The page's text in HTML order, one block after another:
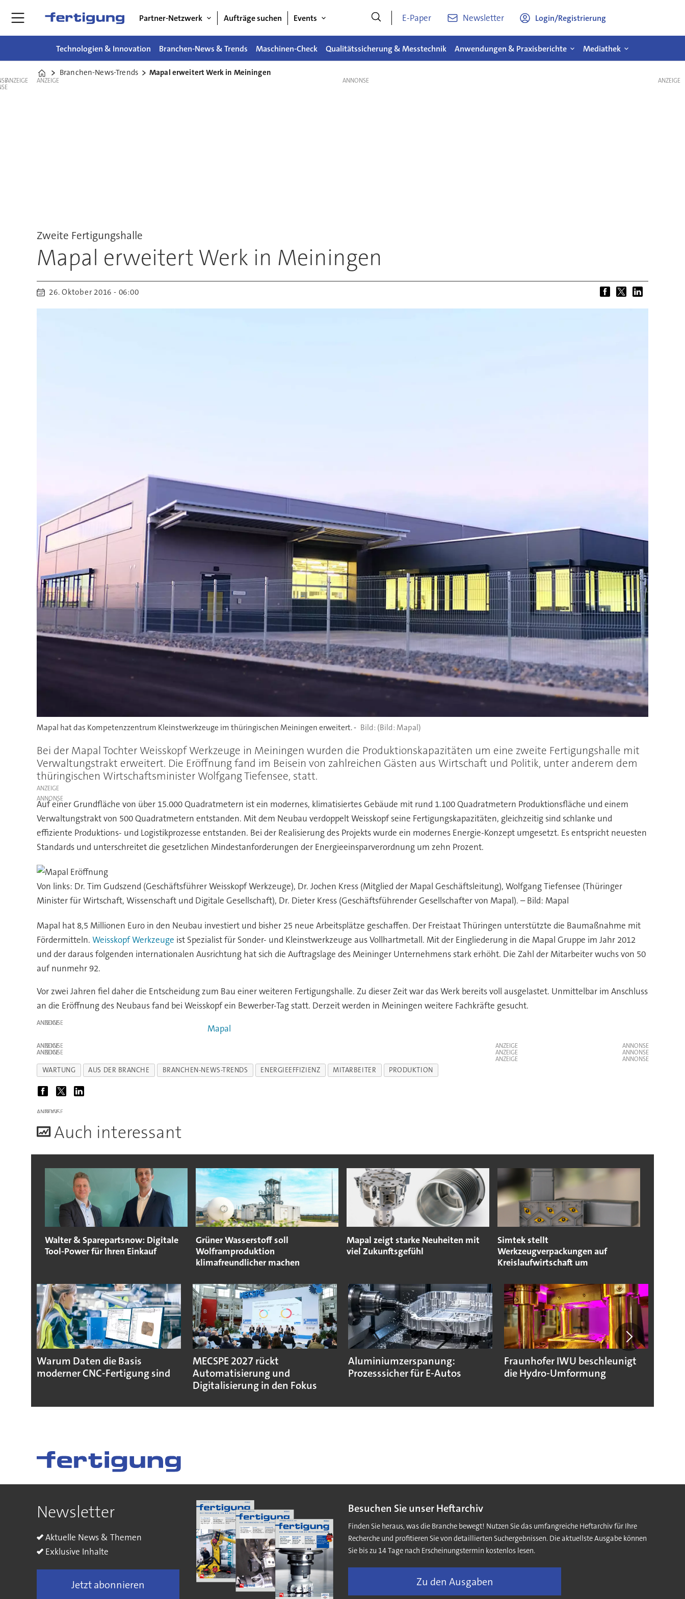
Partner-Netzwerk Aufträge suchen Events E-Paper Newsletter Login/Registrierung
Technologien & Innovation Branchen-News & Trends Maschinen-Check Qualitätssicherung & Messtechnik Anwendungen & Praxisberichte Mediathek
Home
Branchen-News-Trends Mapal erweitert Werk in Meiningen
ANZEIGE ANZEIGE
Zweite Fertigungshalle
Mapal erweitert Werk in Meiningen
26. Oktober 2016 - 06:00
Mapal hat das Kompetenzzentrum Kleinstwerkzeuge im thüringischen Meiningen erweitert. - (Bild: Mapal)
Bei der Mapal Tochter Weisskopf Werkzeuge in Meiningen wurden die Produktionskapazitäten um eine zweite Fertigungshalle mit
Verwaltungstrakt erweitert. Die Eröffnung fand im Beisein von zahlreichen Gästen aus Wirtschaft und Politik, unter anderem dem
thüringischen Wirtschaftsminister Wolfgang Tiefensee, statt.
ANZEIGE
Auf einer Grundfläche von über 15.000 Quadratmetern ist ein modernes, klimatisiertes Gebäude mit rund 1.100 Quadratmetern Produktionsfläche und einem
Verwaltungstrakt von 500 Quadratmetern entstanden. Mit dem Neubau verdoppelt Weisskopf seine Fertigungskapazitäten, gleichzeitig sind schlanke und
effiziente Produktions- und Logistikprozesse entstanden. Bei der Realisierung des Projekts wurde ein modernes Energie-Konzept umgesetzt. Es entspricht neuesten
Standards und unterschreitet die gesetzlichen Mindestanforderungen der Energieeinsparverordnung um zehn Prozent.
Von links: Dr. Tim Gudszend (Geschäftsführer Weisskopf Werkzeuge), Dr. Jochen Kress (Mitglied der Mapal Geschäftsleitung), Wolfgang Tiefensee (Thüringer
Minister für Wirtschaft, Wissenschaft und Digitale Gesellschaft), Dr. Dieter Kress (Geschäftsführender Gesellschafter von Mapal). – Bild: Mapal
Mapal hat 8,5 Millionen Euro in den Neubau investiert und bisher 25 neue Arbeitsplätze geschaffen. Der Freistaat Thüringen unterstützte die Baumaßnahme mit
Fördermitteln. Weisskopf Werkzeuge ist Spezialist für Sonder- und Kleinstwerkzeuge aus Vollhartmetall. Mit der Eingliederung in die Mapal Gruppe im Jahr 2012
und der daraus folgenden internationalen Ausrichtung hat sich die Auftragslage des Meininger Unternehmens stark erhöht. Die Zahl der Mitarbeiter wuchs von 50
auf nunmehr 92.
Vor zwei Jahren fiel daher die Entscheidung zum Bau einer weiteren Fertigungshalle. Zu dieser Zeit war das Werk bereits voll ausgelastet. Unmittelbar im Anschluss
an die Eröffnung des Neubaus fand bei Weisskopf ein Bewerber-Tag statt. Derzeit werden in Meiningen weitere Fachkräfte gesucht.
ANZEIGE Mapal
ANZEIGE
ANZEIGE
ANZEIGE
ANZEIGE
ANZEIGE
WARTUNG AUS DER BRANCHE BRANCHEN-NEWS-TRENDS ENERGIEEFFIZIENZ MITARBEITER PRODUKTION
ANZEIGE
Auch interessant
Walter & Sparepartsnow: Digitale
Tool-Power für Ihren Einkauf
Grüner Wasserstoff soll
Wolframproduktion
klimafreundlicher machen
Mapal zeigt starke Neuheiten mit
viel Zukunftsgefühl
Simtek stellt
Werkzeugverpackungen auf
Kreislaufwirtschaft um
Warum Daten die Basis
moderner CNC-Fertigung sind
MECSPE 2027 rückt
Automatisierung und
Digitalisierung in den Fokus
Aluminiumzerspanung:
Prozesssicher für E-Autos
Fraunhofer IWU beschleunigt
die Hydro-Umformung
ANZEIGE
Newsletter
Aktuelle News & Themen
Exklusive Inhalte
Jetzt abonnieren
Besuchen Sie unser Heftarchiv
Finden Sie heraus, was die Branche bewegt! Nutzen Sie das umfangreiche Heftarchiv für Ihre
Recherche und profitieren Sie von detaillierten Suchergebnissen. Die aktuellste Ausgabe können
Sie bis zu 14 Tage nach Erscheinungstermin kostenlos lesen.
Zu den Ausgaben